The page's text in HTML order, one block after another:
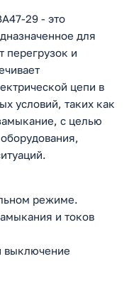
29 - это
для
перегрузок и
цепи в
условий, таких как
с целью
режиме.
и токов
выключение